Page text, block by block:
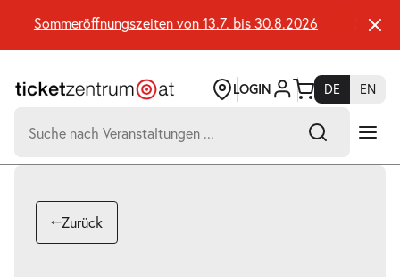
Seiteninhalt
springen
Sommeröffnungszeiten von 13.7. bis 30.8.2026
LOGIN DE
EN
nach:
Suchtreffer:
Zurück